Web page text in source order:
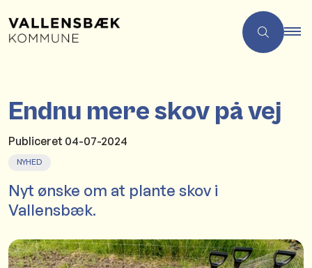
Endnu mere skov på vej
Publiceret 04-07-2024
NYHED
Nyt ønske om at plante skov i
Vallensbæk.